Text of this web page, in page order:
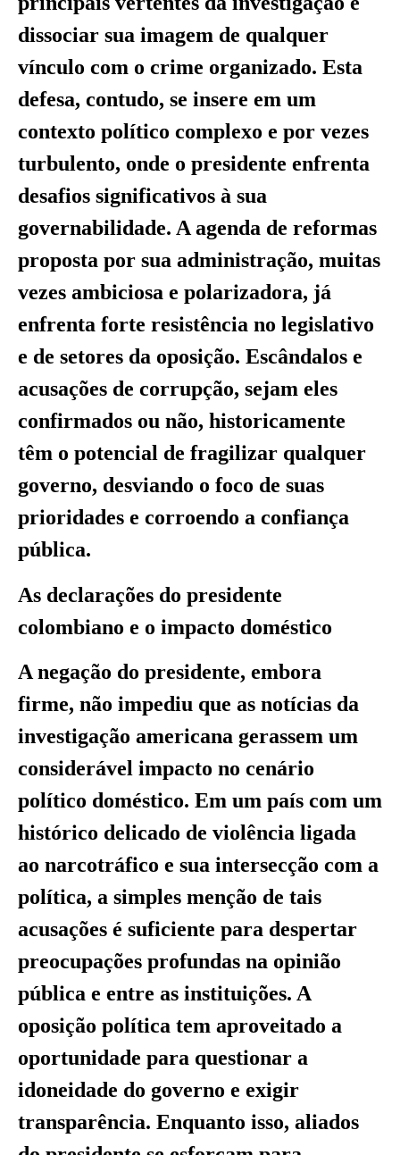
dissociar sua imagem de qualquer
vínculo com o crime organizado. Esta
defesa, contudo, se insere em um
contexto político complexo e por vezes
turbulento, onde o presidente enfrenta
desafios significativos à sua
governabilidade. A agenda de reformas
proposta por sua administração, muitas
vezes ambiciosa e polarizadora, já
enfrenta forte resistência no legislativo
e de setores da oposição. Escândalos e
acusações de corrupção, sejam eles
confirmados ou não, historicamente
têm o potencial de fragilizar qualquer
governo, desviando o foco de suas
prioridades e corroendo a confiança
pública.
As declarações do presidente
colombiano e o impacto doméstico
A negação do presidente, embora
firme, não impediu que as notícias da
investigação americana gerassem um
considerável impacto no cenário
político doméstico. Em um país com um
histórico delicado de violência ligada
ao narcotráfico e sua intersecção com a
política, a simples menção de tais
acusações é suficiente para despertar
preocupações profundas na opinião
pública e entre as instituições. A
oposição política tem aproveitado a
oportunidade para questionar a
idoneidade do governo e exigir
transparência. Enquanto isso, aliados